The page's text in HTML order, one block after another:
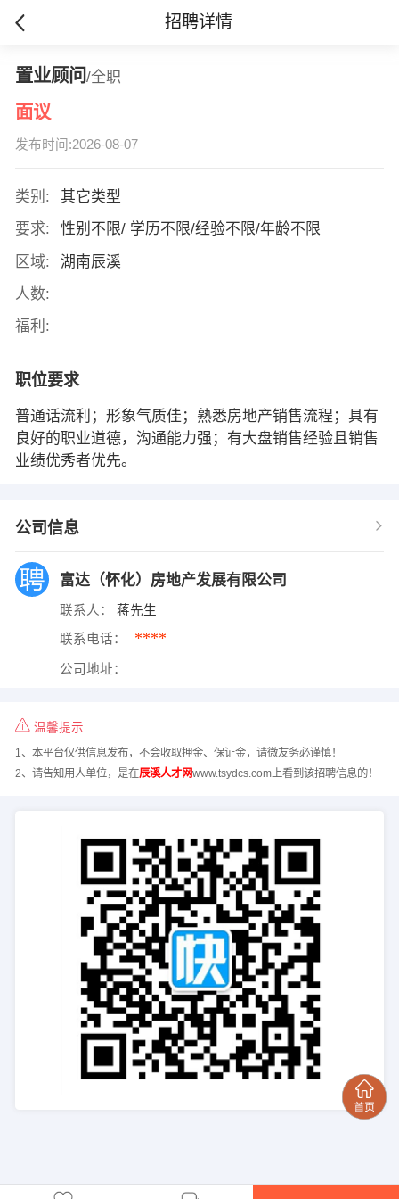
招聘详情
置业顾问/全职
面议
发布时间:2026-08-07
类别:
其它类型
要求:
性别不限/ 学历不限/经验不限/年龄不限
区域:
湖南辰溪
人数:
福利:
职位要求
普通话流利；形象气质佳；熟悉房地产销售流程；具有
良好的职业道德，沟通能力强；有大盘销售经验且销售
业绩优秀者优先。
公司信息
富达（怀化）房地产发展有限公司
联系人： 蒋先生
联系电话： ****
公司地址：
温馨提示
1、本平台仅供信息发布，不会收取押金、保证金，请微友务必谨慎！
2、请告知用人单位，是在辰溪人才网www.tsydcs.com上看到该招聘信息的！